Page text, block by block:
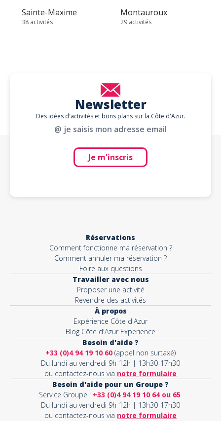
Sainte-Maxime
38 activités
Montauroux
29 activités
Newsletter
Des idées d'activités et bons plans sur la Côte d'Azur.
@ je saisis mon adresse email
Je m'inscris
Réservations
Comment fonctionne ma réservation ?
Comment annuler ma réservation ?
Foire aux questions
Travailler avec nous
Proposer une activité
Revendre des activités
À propos
Expérience Côte d'Azur
Blog Côte d'Azur Experience
Besoin d'aide ?
+33 (0)4 94 19 10 60 (appel non surtaxé)
Du lundi au vendredi 9h-12h | 13h30-17h30
ou contactez-nous via notre formulaire
Besoin d'aide pour un Groupe ?
Service Groupe : +33 (0)4 94 19 10 64 ou 65
Du lundi au vendredi 9h-12h | 13h30-17h30
ou contactez-nous via notre formulaire